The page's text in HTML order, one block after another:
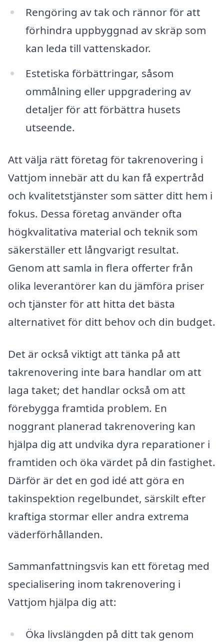
Rengöring av tak och rännor för att
förhindra uppbyggnad av skräp som
kan leda till vattenskador.
Estetiska förbättringar, såsom
ommålning eller uppgradering av
detaljer för att förbättra husets
utseende.
Att välja rätt företag för takrenovering i
Vattjom innebär att du kan få expertråd
och kvalitetstjänster som sätter ditt hem i
fokus. Dessa företag använder ofta
högkvalitativa material och teknik som
säkerställer ett långvarigt resultat.
Genom att samla in flera offerter från
olika leverantörer kan du jämföra priser
och tjänster för att hitta det bästa
alternativet för ditt behov och din budget.
Det är också viktigt att tänka på att
takrenovering inte bara handlar om att
laga taket; det handlar också om att
förebygga framtida problem. En
noggrant planerad takrenovering kan
hjälpa dig att undvika dyra reparationer i
framtiden och öka värdet på din fastighet.
Därför är det en god idé att göra en
takinspektion regelbundet, särskilt efter
kraftiga stormar eller andra extrema
väderförhållanden.
Sammanfattningsvis kan ett företag med
specialisering inom takrenovering i
Vattjom hjälpa dig att:
Öka livslängden på ditt tak genom